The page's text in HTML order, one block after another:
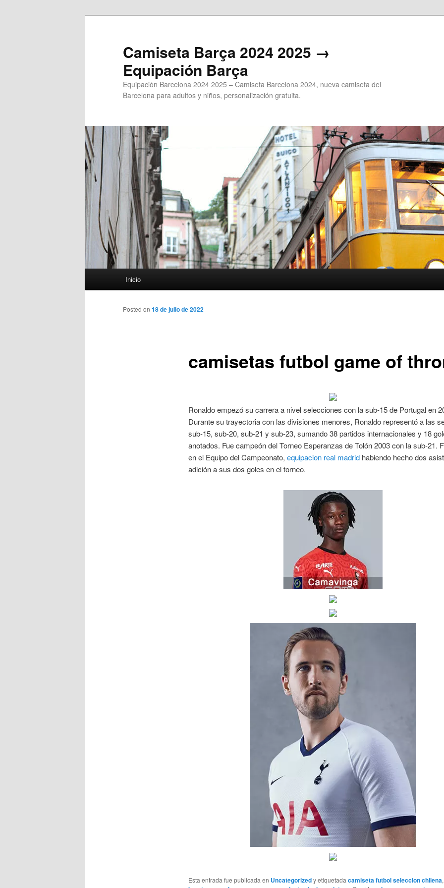
Camiseta Barça 2024 2025 →
Equipación Barça
Equipación Barcelona 2024 2025 – Camiseta Barcelona 2024, nueva camiseta del
Barcelona para adultos y niños, personalización gratuita.
Inicio
camisetas futbol game of
Posted on 18 de julio de 2022
Ronaldo empezó su carrera a nivel selecciones con la sub-15 de Portugal en
Durante su trayectoria con las divisiones menores, Ronaldo representó a las
sub-15, sub-20, sub-21 y sub-23, sumando 38 partidos internacionales y 18
anotados. Fue campeón del Torneo Esperanzas de Tolón 2003 con la sub-21.
en el Equipo del Campeonato, equipacion real madridhabiendo hecho dos
adición a sus dos goles en el torneo.
Esta entrada fue publicada en Uncategorizedy etiquetada camiseta futbol seleccion chilena,